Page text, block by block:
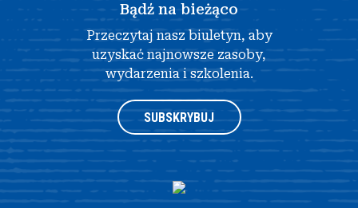
Bądź na bieżąco
Przeczytaj nasz biuletyn, aby
uzyskać najnowsze zasoby,
wydarzenia i szkolenia.
SUBSKRYBUJ